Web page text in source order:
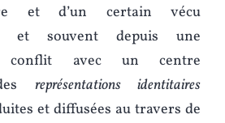
et d’un certain vécu
et souvent depuis une
conflit avec un centre
représentations identitaires
et diffusées au travers de